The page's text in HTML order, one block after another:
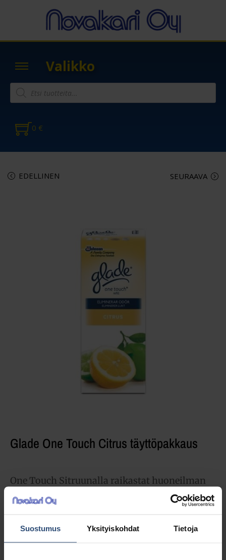
Suostumus Yksityiskohdat Tietoja
Valikko
0 €
EDELLINEN SEURAAVA
Glade One Touch Citrus täyttöpakkaus
One Touch Sitruunalla raikastat huoneilman
sitrushedelmien energialla aina tarvittaessa
yhdellä painalluksella. Vaatii annostelijan.
3,27€ alv 0%